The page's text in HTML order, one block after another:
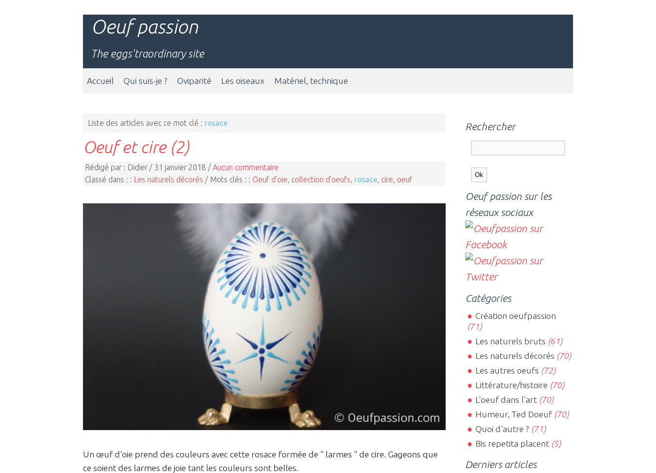
Oeuf passion
The eggs'traordinary site
Accueil Qui suis-je ? Oviparité Les oiseaux Matériel, technique
Liste des articles avec ce mot clé : rosace
Oeuf et cire (2)
Rédigé par : Didier / 31 janvier 2018 / Aucun commentaire
Classé dans : : Les naturels décorés / Mots clés : : Oeuf d'oie collection d'oeufs rosace cire oeuf
Un œuf d'oie prend des couleurs avec cette rosace formée de " larmes " de cire. Gageons que
ce soient des larmes de joie tant les couleurs sont belles.
Rechercher
Oeuf passion sur les
réseaux sociaux
Catégories
Création oeufpassion
(71)
Les naturels bruts (61)
Les naturels décorés (70)
Les autres oeufs (72)
Littérature/histoire (70)
L'oeuf dans l'art(70)
Humeur, Ted Doeuf(70)
Quoi d'autre ? (71)
Bis repetita placent(5)
Derniers articles